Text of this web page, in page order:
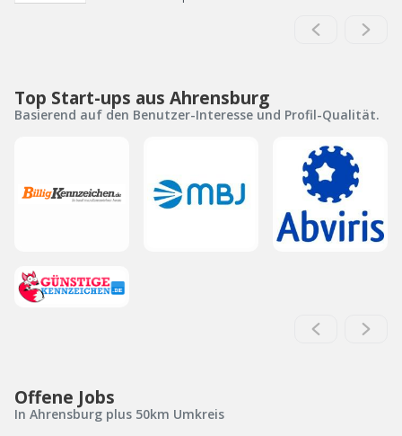
Top Start-ups aus Ahrensburg
Basierend auf den Benutzer-Interesse und Profil-Qualität.
Offene Jobs
In Ahrensburg plus 50km Umkreis